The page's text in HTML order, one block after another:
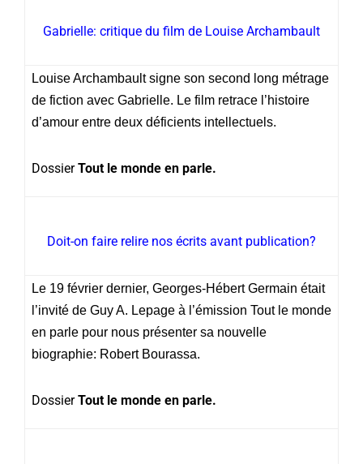
Gabrielle: critique du film de Louise Archambault
Louise Archambault signe son second long métrage
de fiction avec Gabrielle. Le film retrace l’histoire
d’amour entre deux déficients intellectuels.
DossierTout le monde en parle.
Doit-on faire relire nos écrits avant publication?
Le 19 février dernier, Georges-Hébert Germain était
l’invité de Guy A. Lepage à l’émission Tout le monde
en parle pour nous présenter sa nouvelle
biographie: Robert Bourassa.
DossierTout le monde en parle.